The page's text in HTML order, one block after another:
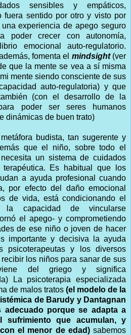
sensibles y empáticos,
fuera sentido por otro y visto por
experiencia de apego seguro
poder crecer con autonomía,
emocional auto-regulatorio.
fomenta el mindsight(ver
que la mente se vea a sí misma
mente siendo consciente de sus
auto-regulatoria) y que
(con el desarrollo de la
poder ser seres humanos
dinámicas de buen trato)
budista, tan sugerente y
que el niño, sobre todo el
un sistema de cuidados
Es habitual que los
a ayuda profesional cuando
por efecto del daño emocional
de vida, está condicionando el
la capacidad de vincularse
el apego- y comprometiendo
de ese niño o joven de hacer
importante y decisiva la ayuda
psicoterapeutas y los diversos
los niños para sanar de sus
del griego y significa
La psicoterapia especializada
de malos tratos (el modelo de la
de Barudy y Dantagnan
adecuado porque se adapta a
sufrimiento que acumulan, y
el menor de edad)sabemos